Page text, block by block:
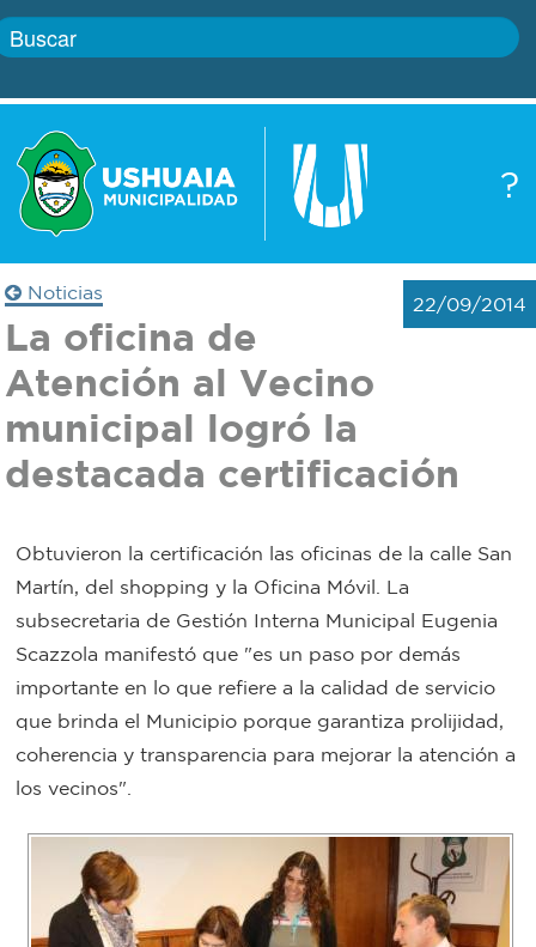
?
Boletín
Defensa
civil
Bromatología
Rentas
Municipal
Mi
Boleto
estudiantil
Gobierno
Trámites
Transparencia
Actualidad
Personal
municipal
Noticias
22/09/2014
La oficina de
Atención al Vecino
municipal logró la
destacada certificación
Obtuvieron la certificación las oficinas de la calle San
Martín, del shopping y la Oficina Móvil. La
subsecretaria de Gestión Interna Municipal Eugenia
Scazzola manifestó que "es un paso por demás
importante en lo que refiere a la calidad de servicio
que brinda el Municipio porque garantiza prolijidad,
coherencia y transparencia para mejorar la atención a
los vecinos".